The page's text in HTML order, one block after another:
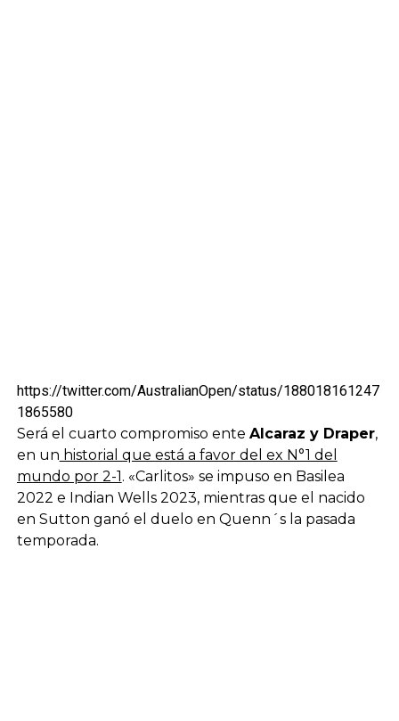
https://twitter.com/AustralianOpen/status/188018161247
1865580
Será el cuarto compromiso ente Alcaraz y Draper,
en un historial que está a favor del ex N°1 del
mundo por 2-1. «Carlitos» se impuso en Basilea
2022 e Indian Wells 2023, mientras que el nacido
en Sutton ganó el duelo en Quenn´s la pasada
temporada.